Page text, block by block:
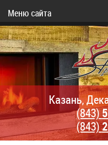
Меню сайта
Казань,
(843)
(843)